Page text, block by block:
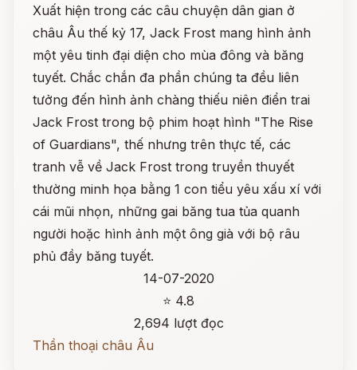
Xuất hiện trong các câu chuyện dân gian ở
châu Âu thế kỷ 17, Jack Frost mang hình ảnh
một yêu tinh đại diện cho mùa đông và băng
tuyết. Chắc chắn đa phần chúng ta đều liên
tưởng đến hình ảnh chàng thiếu niên điển trai
Jack Frost trong bộ phim hoạt hình "The Rise
of Guardians", thế nhưng trên thực tế, các
tranh vễ về Jack Frost trong truyền thuyết
thường minh họa bằng 1 con tiểu yêu xấu xí với
cái mũi nhọn, những gai băng tua tủa quanh
người hoặc hình ảnh một ông già với bộ râu
phủ đầy băng tuyết.
14-07-2020
⭐ 4.8
2,694 lượt đọc
Thần thoại châu Âu